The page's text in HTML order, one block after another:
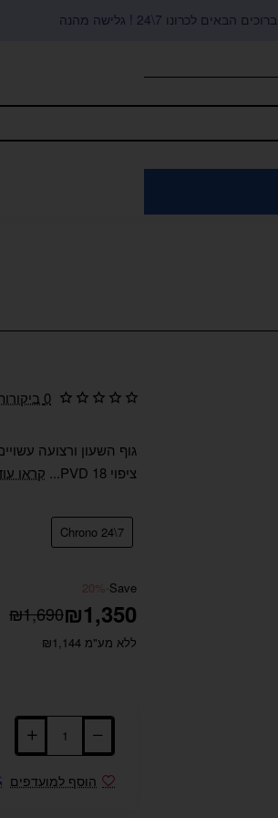
ברוכים הבאים לכרונו 7\24 ! גלישה מהנה
ציפוי PVD 18...
קראו
Chrono 24\7
0 ביקורות
Save
-20%
₪1,350
₪1,690
ללא מע"מ ₪1,144
הוסף למועדפים